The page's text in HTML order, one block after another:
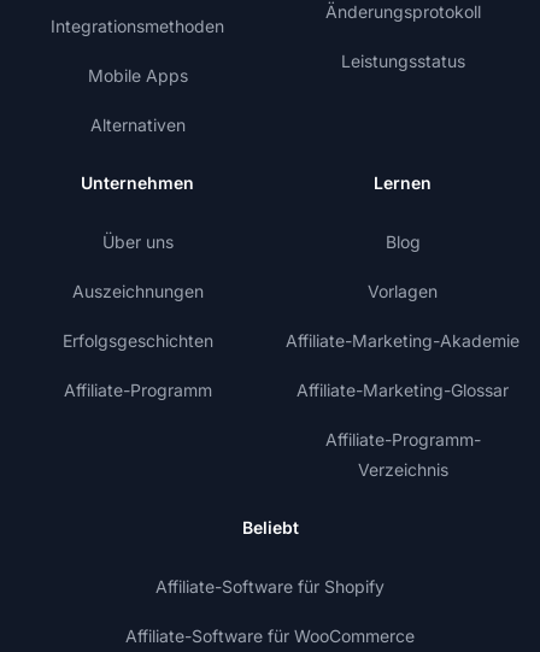
Integrationsmethoden
Mobile Apps
Alternativen
Änderungsprotokoll
Leistungsstatus
Unternehmen
Über uns
Auszeichnungen
Erfolgsgeschichten
Affiliate-Programm
Lernen
Blog
Vorlagen
Affiliate-Marketing-Akademie
Affiliate-Marketing-Glossar
Affiliate-Programm-
Verzeichnis
Beliebt
Affiliate-Software für Shopify
Affiliate-Software für WooCommerce